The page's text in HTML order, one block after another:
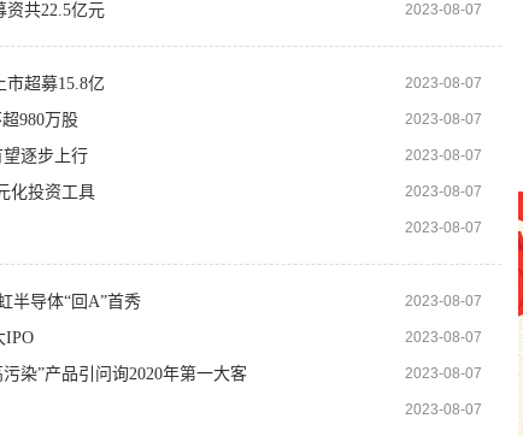
资共22.5亿元 2023-08-07
市超募15.8亿 2023-08-07
980万股 2023-08-07
逐步上行 2023-08-07
化投资工具 2023-08-07
2023-08-07
半导体“回A”首秀 2023-08-07
IPO 2023-08-07
染”产品引问询2020年第一大客 2023-08-07
2023-08-07